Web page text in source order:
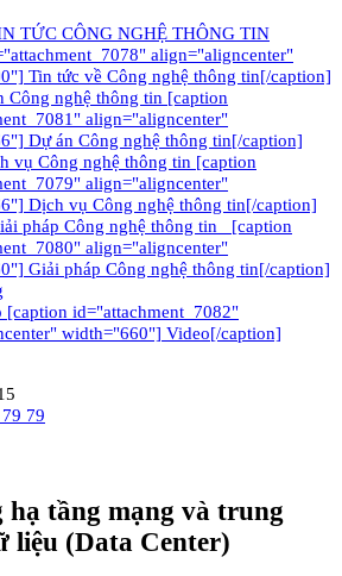
TỨC CÔNG NGHỆ THÔNG TIN
align="aligncenter"
Tin tức về Công nghệ thông tin[/caption]
Công nghệ thông tin [caption
align="aligncenter"
Dự án Công nghệ thông tin[/caption]
vụ Công nghệ thông tin [caption
align="aligncenter"
Dịch vụ Công nghệ thông tin[/caption]
pháp Công nghệ thông tin [caption
align="aligncenter"
Giải pháp Công nghệ thông tin[/caption]
[caption id="attachment_7082"
width="660"] Video[/caption]
79
hạ tầng mạng và trung
liệu (Data Center)